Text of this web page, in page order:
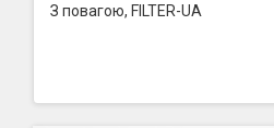
З повагою, FILTER-UA